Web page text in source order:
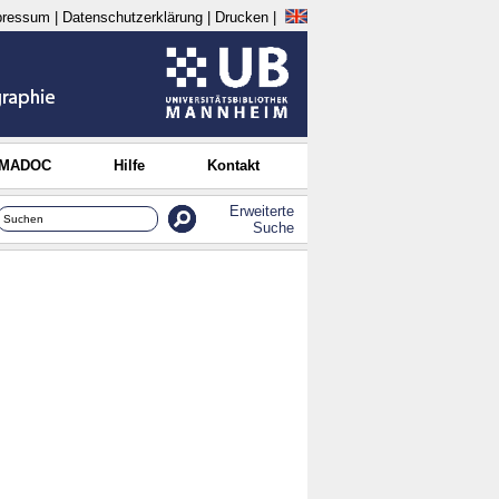
Datenschutzerklärung Drucken
Hilfe Kontakt
Erweiterte
Suche